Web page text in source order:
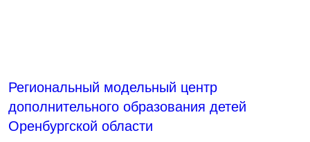
Региональный модельный центр
дополнительного образования детей
Оренбургской области